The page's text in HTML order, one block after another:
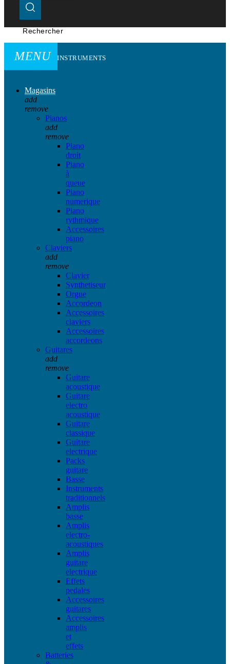
Rechercher
MENU INSTRUMENTS
Magasins
add
remove
Pianos
add
remove
Piano
droit
Piano
à
queue
Piano
numerique
Piano
rythmique
Accessoires
piano
Claviers
add
remove
Clavier
Synthetiseur
Orgue
Accordeon
Accessoires
claviers
Accessoires
accordeons
Guitares
add
remove
Guitare
acoustique
Guitare
electro
acoustique
Guitare
classique
Guitare
electrique
Packs
guitare
Basse
Instruments
traditionnels
Amplis
basse
Amplis
electro-
acoustiques
Amplis
guitare
electrique
Effets
pedales
Accessoires
guitares
Accessoires
amplis
et
effets
Batteries